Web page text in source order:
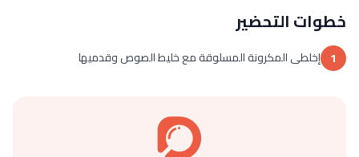
خطوات التحضير
1 إخلطى المكرونة المسلوقة مع خليط الصوص وقدميها